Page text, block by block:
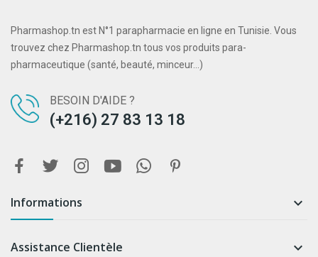
Pharmashop.tn est N°1 parapharmacie en ligne en Tunisie. Vous
trouvez chez Pharmashop.tn tous vos produits para-
pharmaceutique (santé, beauté, minceur...)
BESOIN D'AIDE ?
(+216) 27 83 13 18
Informations 
Assistance Clientèle 